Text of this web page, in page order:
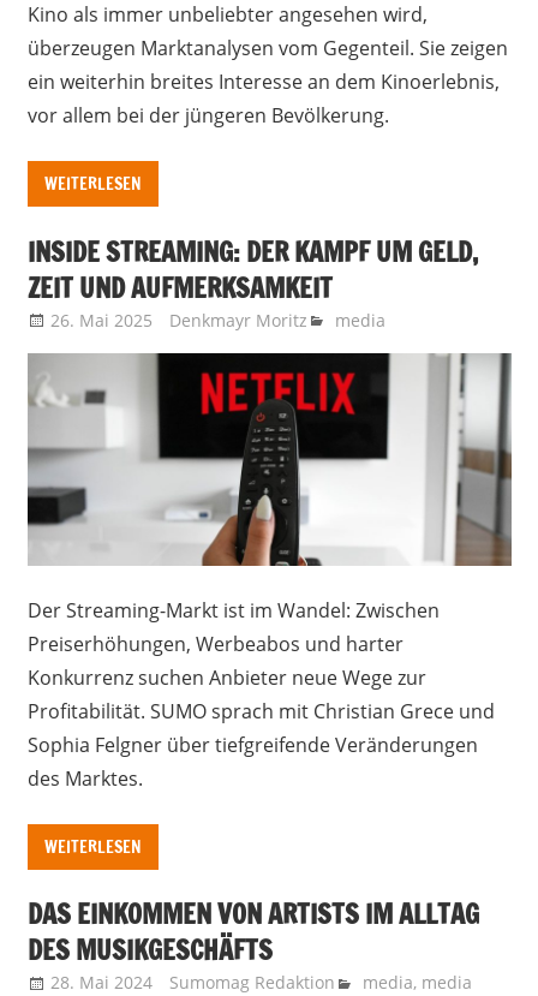
Kino als immer unbeliebter angesehen wird,
überzeugen Marktanalysen vom Gegenteil. Sie zeigen
ein weiterhin breites Interesse an dem Kinoerlebnis,
vor allem bei der jüngeren Bevölkerung.
WEITERLESEN
INSIDE STREAMING: DER KAMPF UM GELD,
ZEIT UND AUFMERKSAMKEIT
26. Mai 2025 Denkmayr Moritz media
Der Streaming-Markt ist im Wandel: Zwischen
Preiserhöhungen, Werbeabos und harter
Konkurrenz suchen Anbieter neue Wege zur
Profitabilität. SUMO sprach mit Christian Grece und
Sophia Felgner über tiefgreifende Veränderungen
des Marktes.
WEITERLESEN
DAS EINKOMMEN VON ARTISTS IM ALLTAG
DES MUSIKGESCHÄFTS
28. Mai 2024 Sumomag Redaktion media, media